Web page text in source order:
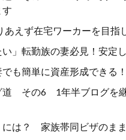
す
あえず在宅ワーカーを目指
い」転勤族の妻必見！安定
も簡単に資産形成できる
道 その6 1年半ブログを
は？ 家族帯同ビザのま